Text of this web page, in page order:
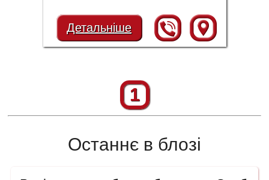
Детальніше
1
Останнє в блозі